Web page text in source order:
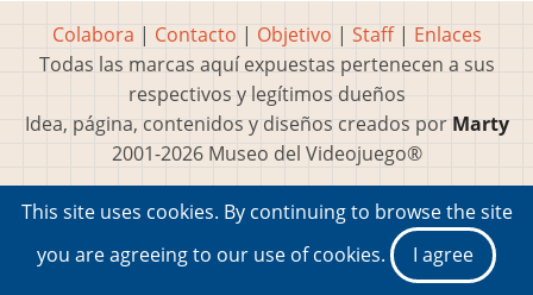
Colabora | Contacto | Objetivo | Staff| Enlaces
Todas las marcas aquí expuestas pertenecen a sus
respectivos y legítimos dueños
Idea, página, contenidos y diseños creados por Marty
2001-2026 Museo del Videojuego®
This site uses cookies. By continuing to browse the site
you are agreeing to our use of cookies.
I agree